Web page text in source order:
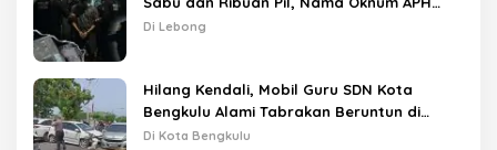
Disebut Saat Interogasi
Di Lebong
Hilang Kendali, Mobil Guru SDN Kota
Bengkulu Alami Tabrakan Beruntun di
Lampu Merah
Di Kota Bengkulu